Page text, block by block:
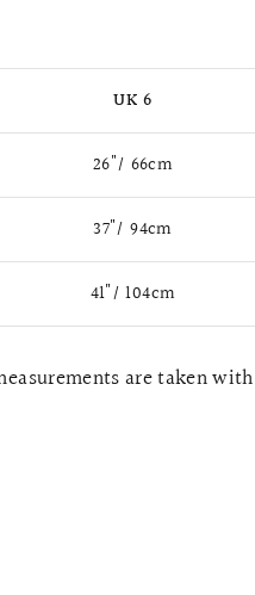
UK 6
26"/ 66cm
37"/ 94cm
41"/ 104cm
are taken